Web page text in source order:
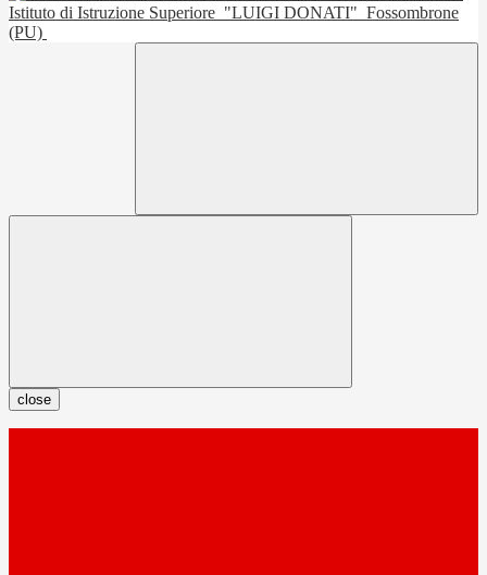
Istituto di Istruzione Superiore "LUIGI DONATI" Fossombrone
(PU)
close